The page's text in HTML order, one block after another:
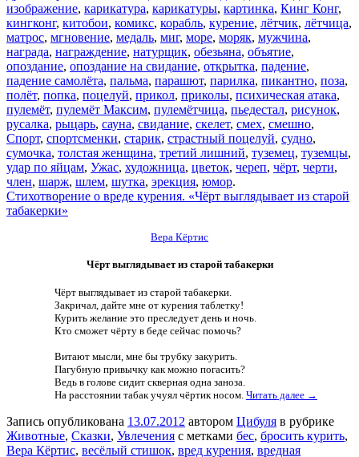
изображение, карикатура, карикатуры, картинка, Кинг Конг,
кингконг, китобои, комикс, корабль, курение, лётчик, лётчица,
матрос, мгновение, медаль, миг, море, моряк, мужчина,
награда, награждение, натурщик, обезьяна, объятие,
опоздание, опоздание на свидание, открытка, падение,
падение самолёта, пальма, парашют, парилка, пикантно, поза,
полёт, попка, поцелуй, прикол, приколы, психическая атака,
пулемёт, пулемёт Максим, пулемётчица, пьедестал, рисунок,
русалка, рыцарь, сауна, свидание, скелет, смех, смешно,
Спорт, спортсменки, старик, страстный поцелуй, судно,
сумочка, толстая женщина, третий лишний, туземец, туземцы,
удар по яйцам, Ужас, художница, цветок, череп, чёрт, черти,
член, шарж, шлем, шутка, эрекция, юмор.
Стихотворение о вреде курения. «Чёрт выглядывает из старой
табакерки»
Вера Кёртис
Чёрт выглядывает из старой табакерки
Чёрт выглядывает из старой табакерки.
Закричал, дайте мне от курения таблетку!
Курить желание это преследует день и ночь.
Кто сможет чёрту в беде сейчас помочь?
Витают мысли, мне бы трубку закурить.
Пагубную привычку как можно погасить?
Ведь в голове сидит скверная одна заноза.
На расстоянии табак учуял чёртик носом. Читать далее →
Запись опубликована 13.07.2012 автором Цибуля в рубрике
Животные, Сказки, Увлечения с метками бес, бросить курить,
Вера Кёртис, весёлый стишок, вред курения, вредная